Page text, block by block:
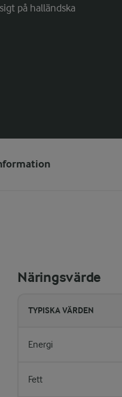
på halländska
Näringsvärde
TYPISKA VÄRDEN
Energi
Fett